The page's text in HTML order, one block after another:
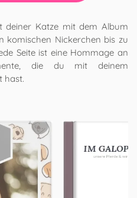
deiner Katze mit dem Album
komischen Nickerchen bis zu
Seite ist eine Hommage an
die du mit deinem
hast.